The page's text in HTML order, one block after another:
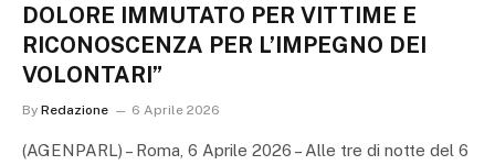
DOLORE IMMUTATO PER VITTIME E
RICONOSCENZA PER L’IMPEGNO DEI
VOLONTARI”
By Redazione 6 Aprile 2026
(AGENPARL) – Roma, 6 Aprile 2026 – Alle tre di notte del 6